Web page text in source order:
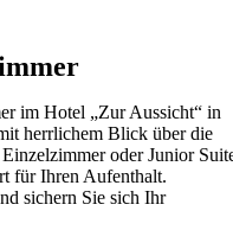
im Hotel „Zur Aussicht“ in
herrlichem Blick über die
oder Junior
für Ihren Aufenthalt.
sichern Sie sich Ihr